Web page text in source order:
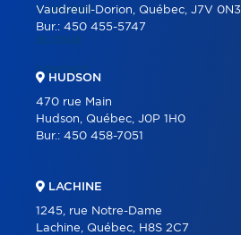
CARRIÈRE
BLOGUE
CONTACT
Vaudreuil-Dorion, Québec, J7V 0N3
Bur.: 450 455-5747
HUDSON
470 rue Main
Hudson, Québec, J0P 1H0
Bur.: 450 458-7051
LACHINE
1245, rue Notre-Dame
Lachine, Québec, H8S 2C7